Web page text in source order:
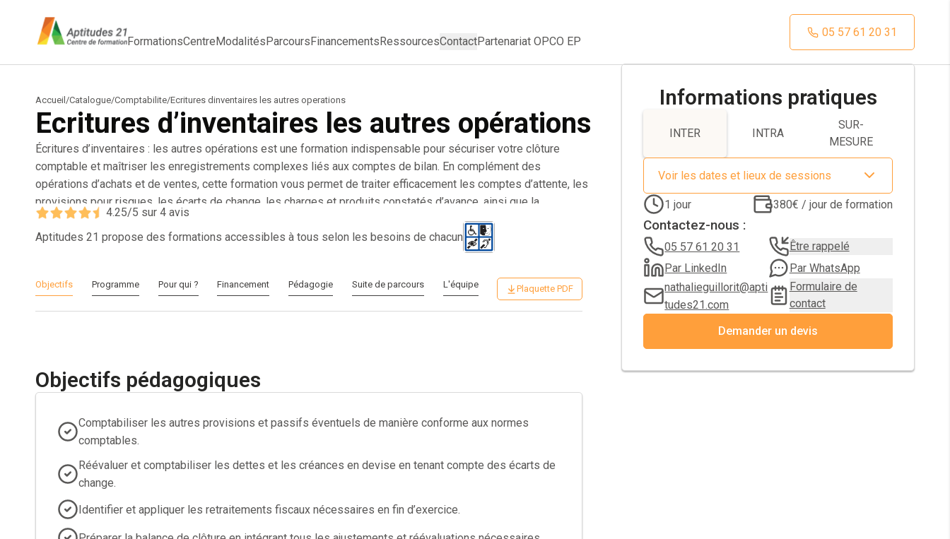
FormationsCentreModalitésParcoursFinancementsRessourcesContactPartenariat OPCO EP
05 57 61 20 31
Accueil /Catalogue/Comptabilite/Ecritures dinventaires les autres operations
Ecritures d’inventaires les autres opérations
Écritures d’inventaires : les autres opérations est une formation indispensable pour sécuriser votre clôture
comptable et maîtriser les enregistrements complexes liés aux comptes de bilan. En complément des
opérations d’achats et de ventes, cette formation vous permet de traiter efficacement les comptes d’attente, les
provisions pour risques, les écarts de change, les charges et produits constatés d’avance, ainsi que la
revalorisation des dettes et créances en devises. Vous apprendrez également à identifier les retraitements
fiscaux nécessaires et à préparer une balance de clôture conforme. S’adressant aux comptables, assistants
comptables, contrôleurs de gestion et responsables financiers, cette formation répond aux exigences d’une
rigueur, limitez les erreurs et anticipez les contrôles. Avec Écritures d’inventaires : les autres opérations,
maîtrisez chaque étape de la clôture annuelle et renforcez la qualité de votre production comptable.
4.25/5 sur 4 avis
Aptitudes 21 propose des formations accessibles à tous selon les besoins de chacun
Objectifs Programme Pour qui ? Financement Pédagogie Suite de parcours L'équipe Plaquette PDF
Objectifs pédagogiques
Comptabiliser les autres provisions et passifs éventuels de manière conforme aux normes
comptables.
Réévaluer et comptabiliser les dettes et les créances en devise en tenant compte des écarts de
change.
Identifier et appliquer les retraitements fiscaux nécessaires en fin d’exercice.
Informations pratiques
INTER INTRA
SUR-
MESURE
Voir les dates et lieux de sessions
1 jour 380€ / jour de formation
Contactez-nous :
05 57 61 20 31
Par LinkedIn
nathalieguillorit@apti
tudes21.com
Être rappelé
Par WhatsApp
Formulaire de
contact
Demander un devis